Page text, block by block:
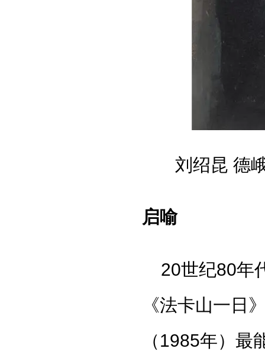
刘绍昆 德
启喻
20世纪80年
《法卡山一日
（1985年）